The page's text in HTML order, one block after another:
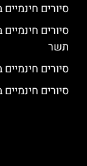
סיורים
סיורים
תשר
סיורים חינמיים
סיורים